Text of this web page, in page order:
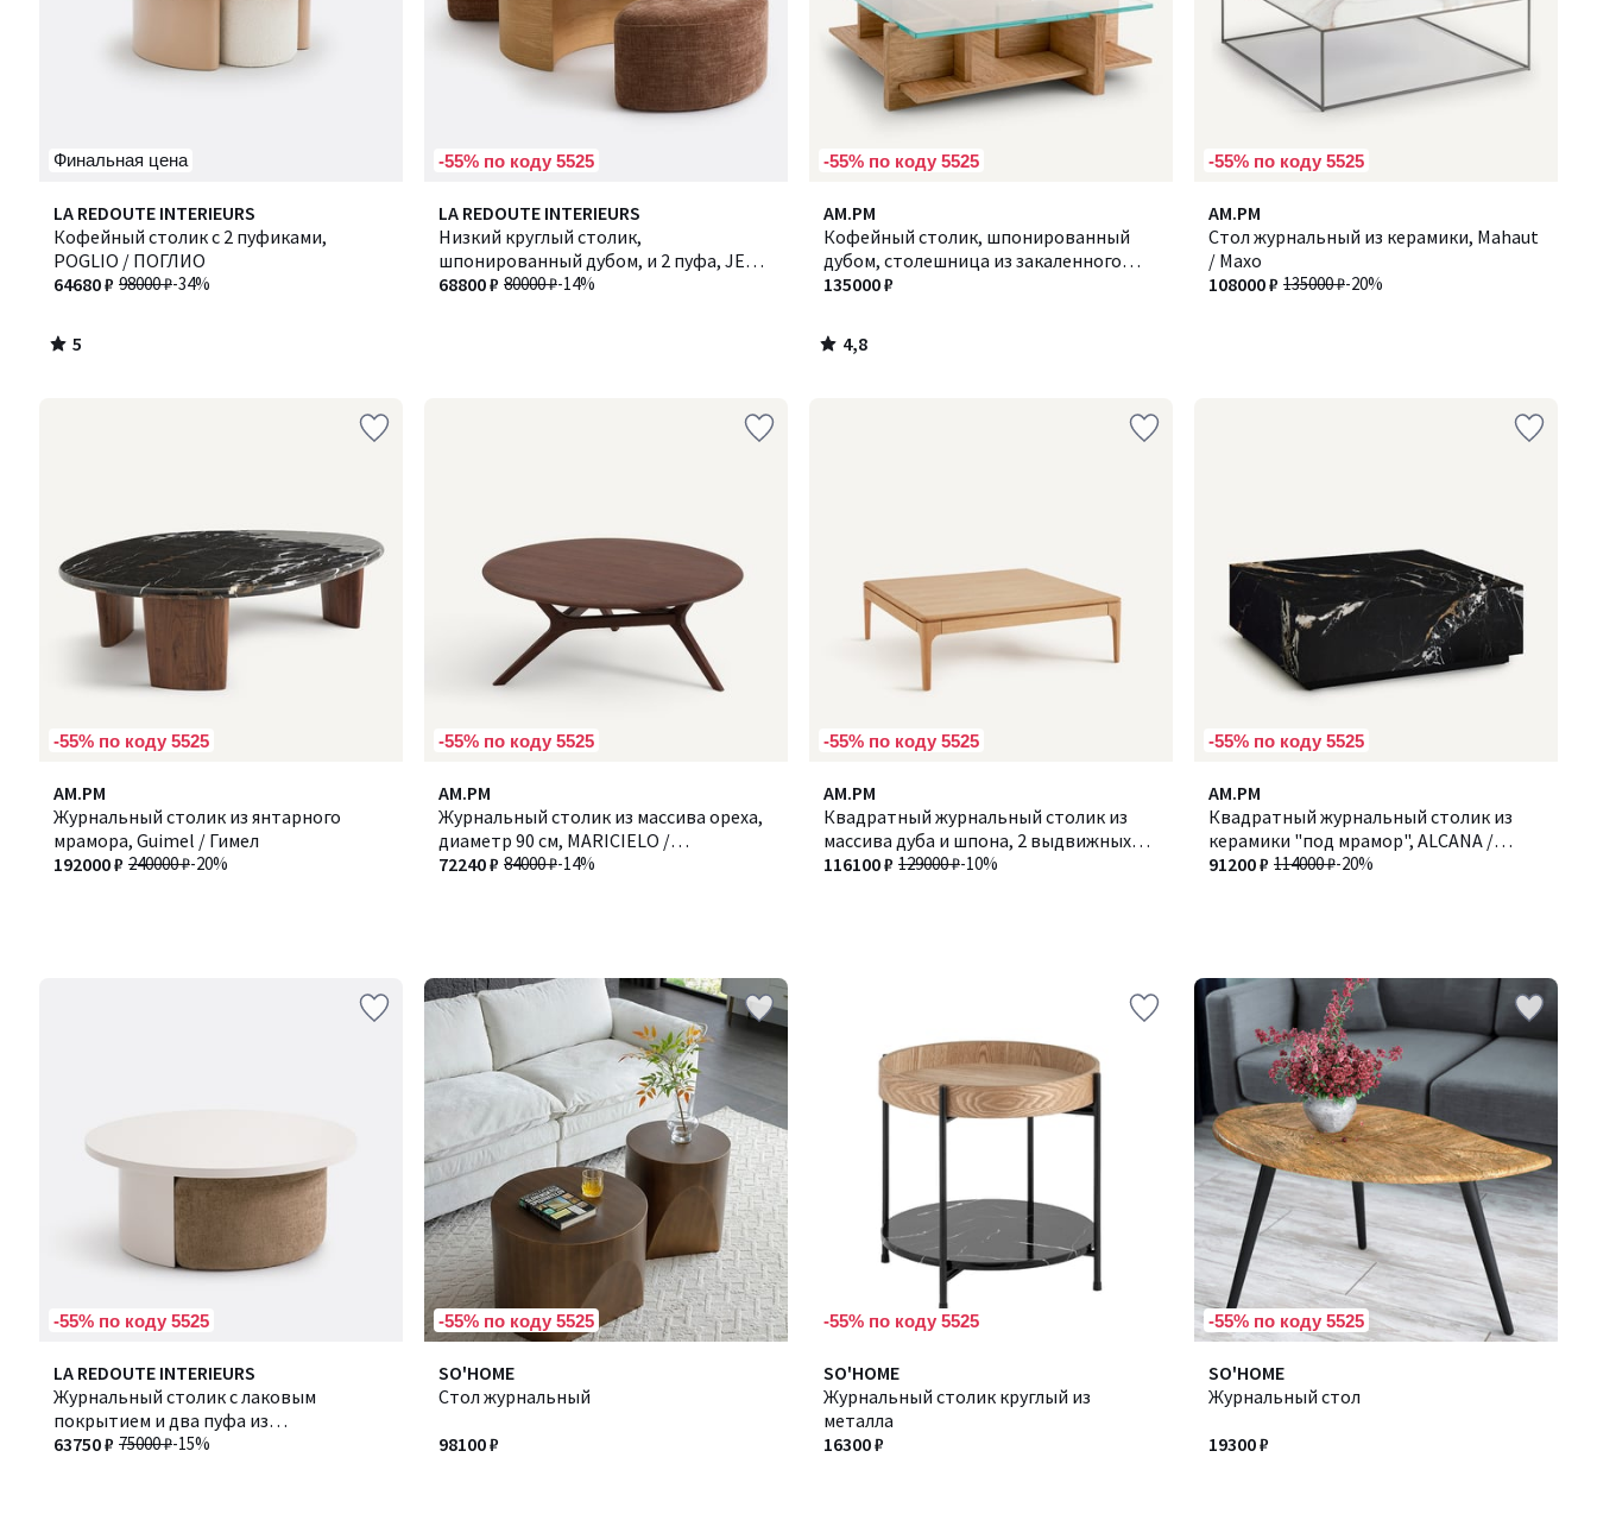
Финальная цена
LA REDOUTE INTERIEURS
Кофейный столик с 2 пуфиками,
POGLIO / ПОГЛИО
98000 ₽-34%
64680 ₽
5
/
5
5
/
-55% по коду 5525
LA REDOUTE INTERIEURS
Низкий круглый столик,
шпонированный дубом, и 2 пуфа, JEN /
ДЖЕН 80000 ₽-14%
68800 ₽
-55% по коду 5525
AM.PM
Кофейный столик, шпонированный
дубом, столешница из закаленного
стекла, Laby / Лэби
135000 ₽
4,8
/ 5
4,8
/
-55% по коду 5525
AM.PM
Стол журнальный из керамики, Mahaut
/ Махо
135000 ₽-20%
108000 ₽
-55% по коду 5525
AM.PM
Журнальный столик из янтарного
мрамора, Guimel / Гимел
240000 ₽-20%
192000 ₽
-55% по коду 5525
AM.PM
Журнальный столик из массива ореха,
диаметр 90 см, MARICIELO /
МАРИСИЕЛО
84000 ₽-14%
72240 ₽
-55% по коду 5525
AM.PM
Квадратный журнальный столик из
массива дуба и шпона, 2 выдвижных
ящика, SANARA / САНАРА
129000 ₽-10%
116100 ₽
-55% по коду 5525
AM.PM
Квадратный журнальный столик из
керамики "под мрамор", ALCANA /
АЛКАНА114000 ₽-20%
91200 ₽
-55% по коду 5525
LA REDOUTE INTERIEURS
Журнальный столик с лаковым
покрытием и два пуфа из
текстурированной ткани, JEN / ДЖЕН
75000 ₽-15%
63750 ₽
-55% по коду 5525
SO'HOME
Стол журнальный
98100 ₽
-55% по коду 5525
SO'HOME
Журнальный столик круглый из
металла
16300 ₽
-55% по коду 5525
SO'HOME
Журнальный стол
19300 ₽